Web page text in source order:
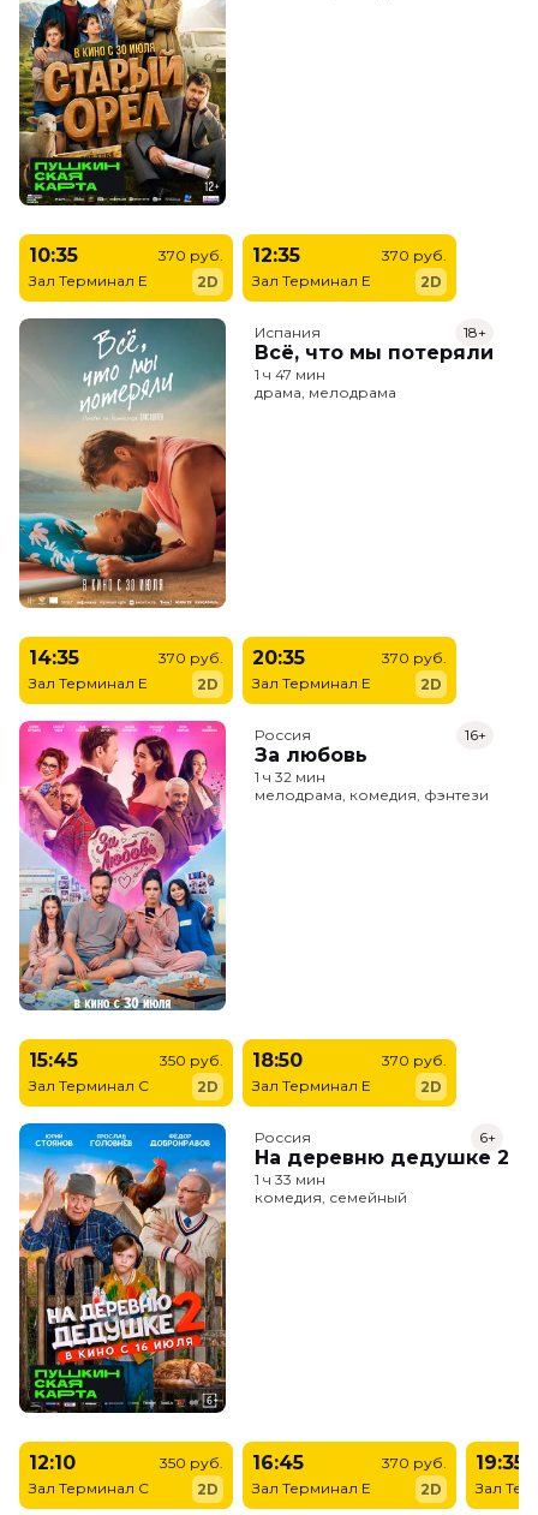
10:35
Зал Терминал E
370 руб.
2D
12:35
Зал Терминал E
370 руб.
2D
Испания
Всё, что мы потеряли
18+
1 ч 47 мин
драма, мелодрама
14:35
Зал Терминал E
370 руб.
2D
20:35
Зал Терминал E
370 руб.
2D
Россия
За любовь
16+
1 ч 32 мин
мелодрама, комедия, фэнтези
15:45
Зал Терминал C
350 руб.
2D
18:50
Зал Терминал E
370 руб.
2D
Россия
На деревню дедушке 2
6+
1 ч 33 мин
комедия, семейный
12:10
Зал Терминал C
350 руб.
2D
16:45
Зал Терминал E
370 руб.
2D
19:35
Зал